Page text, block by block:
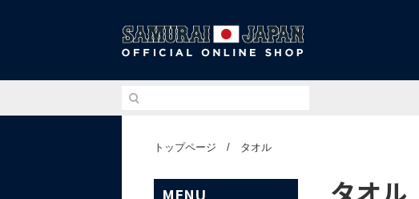
侍ジャパ
トップページ / タオル
MENU